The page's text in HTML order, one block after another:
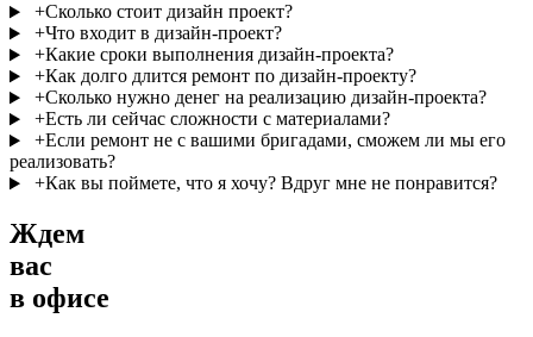
+Сколько стоит дизайн проект?
+Что входит в дизайн-проект?
+Какие сроки выполнения дизайн-проекта?
+Как долго длится ремонт по дизайн-проекту?
+Сколько нужно денег на реализацию дизайн-проекта?
+Есть ли сейчас сложности с материалами?
+Если ремонт не с вашими бригадами, сможем ли мы его
реализовать?
+Как вы поймете, что я хочу? Вдруг мне не понравится?
Ждем
вас
в офисе